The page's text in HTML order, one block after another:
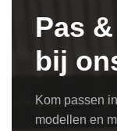
Pas
bij
Kom passen
modellen en